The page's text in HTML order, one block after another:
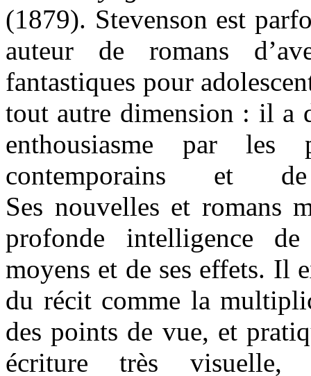
(1879). Stevenson est
auteur de romans
fantastiques pour
tout autre dimension : il a
enthousiasme par
contemporains et
Ses nouvelles et romans
profonde intelligence
moyens et de ses effets. Il
du récit comme la
des points de vue, et
écriture très visuelle,